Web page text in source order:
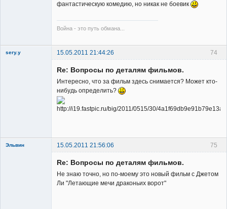
фантастическую комедию, но никак не боевик
Война - это путь обмана...
74
sery.y 15.05.2011 21:44:26
Re: Вопросы по деталям фильмов.
Интересно, что за фильм здесь снимается? Может кто-
нибудь определить?
75
Эльвин 15.05.2011 21:56:06
Re: Вопросы по деталям фильмов.
Не знаю точно, но по-моему это новый фильм с Джетом
Ли "Летающие мечи драконьих ворот"